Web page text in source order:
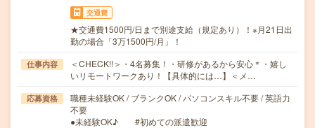
交通費
★交通費1500円/日まで別途支給（規定あり）！※月21日出
勤の場合「3万1500円/月」！
仕事内容
＜CHECK!!＞・4名募集！・研修があるから安心＊・嬉し
いリモートワークあり！【具体的には…】＜メ…
応募資格
職種未経験OK / ブランクOK / パソコンスキル不要 / 英語力
不要
●未経験OK♪ #初めての派遣歓迎